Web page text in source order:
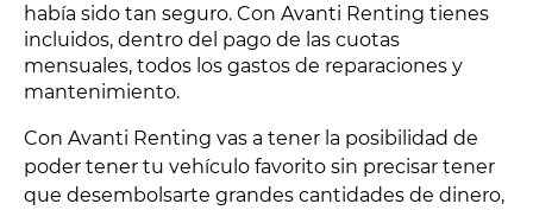
había sido tan seguro. Con Avanti Renting tienes
incluidos, dentro del pago de las cuotas
mensuales, todos los gastos de reparaciones y
mantenimiento.
Con Avanti Renting vas a tener la posibilidad de
poder tener tu vehículo favorito sin precisar tener
que desembolsarte grandes cantidades de dinero,